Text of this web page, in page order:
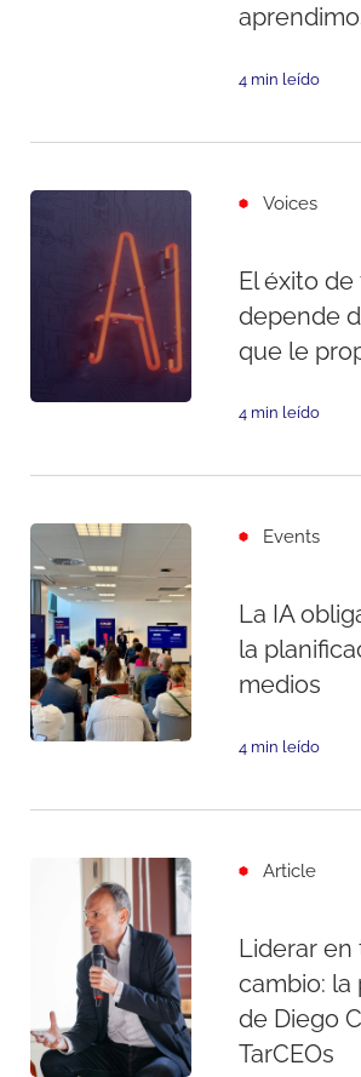
4 min leído
Voices
El éxito de
depende
que le
4 min leído
Events
La IA
la
medios
4 min leído
Article
Liderar
cambio: la
de Diego
TarCEOs